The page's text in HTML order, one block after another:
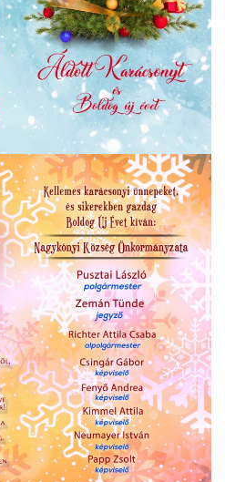
KÉPVISELŐK
2026. ÉV